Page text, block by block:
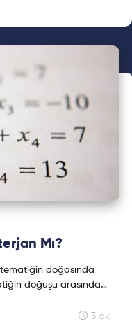
Mı?
doğasında
doğuşu arasında
3 dk